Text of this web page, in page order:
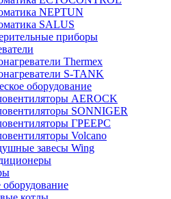
NEPTUN
SALUS
приборы
Thermex
S-TANK
оборудование
AEROCK
SONNIGER
ГРЕЕРС
Volcano
завесы Wing
оборудование